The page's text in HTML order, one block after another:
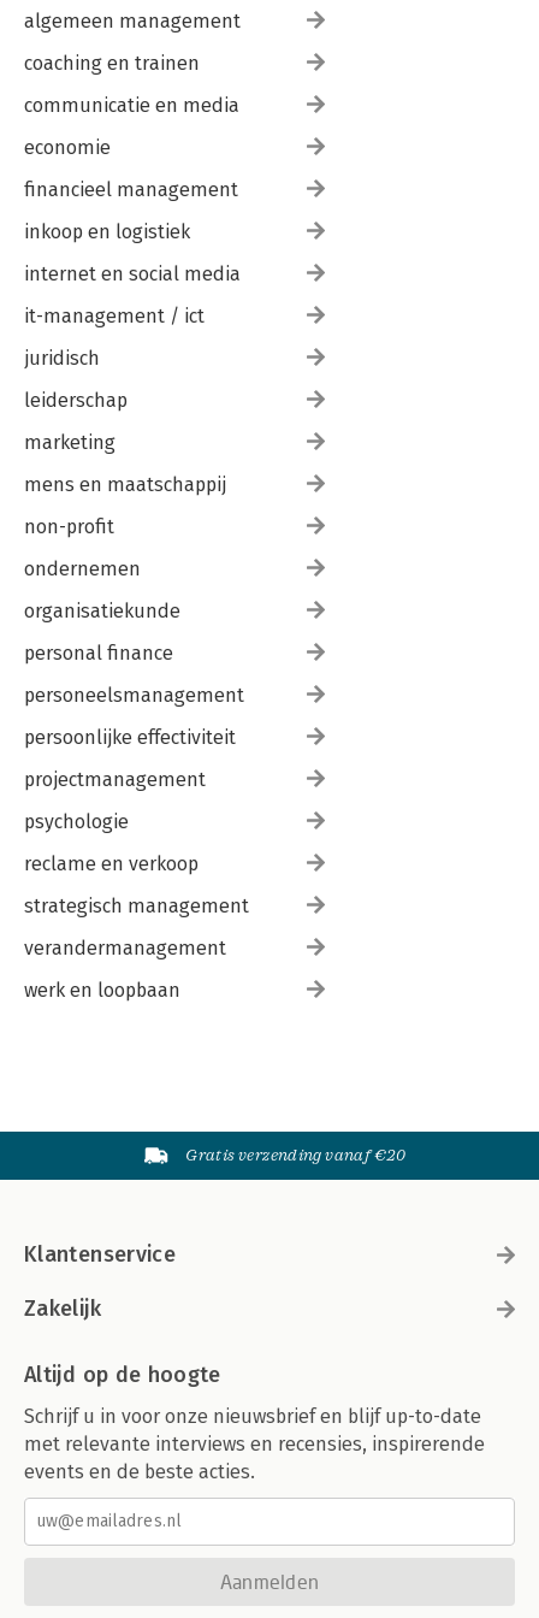
algemeen management
coaching en trainen
communicatie en media
economie
financieel management
inkoop en logistiek
internet en social media
it-management / ict
juridisch
leiderschap
marketing
mens en maatschappij
non-profit
ondernemen
organisatiekunde
personal finance
personeelsmanagement
persoonlijke effectiviteit
projectmanagement
psychologie
reclame en verkoop
strategisch management
verandermanagement
werk en loopbaan
Gratis verzending vanaf €20
Klantenservice
Zakelijk
Altijd op de hoogte
Schrijf u in voor onze nieuwsbrief en blijf up-to-date
met relevante interviews en recensies, inspirerende
events en de beste acties.
Aanmelden